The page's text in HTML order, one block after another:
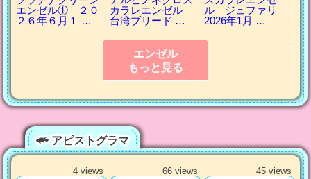
エンゼル① ２０
２６年６月１ …
カラレエンゼル
台湾ブリード …
ル ジュファリ
2026年1月 …
エンゼル
もっと見る
アピストグラマ
4 views 66 views 45 views